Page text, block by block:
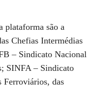
plataforma são a
Chefias Intermédias
– Sindicato Nacional
SINFA – Sindicato
Ferroviários, das